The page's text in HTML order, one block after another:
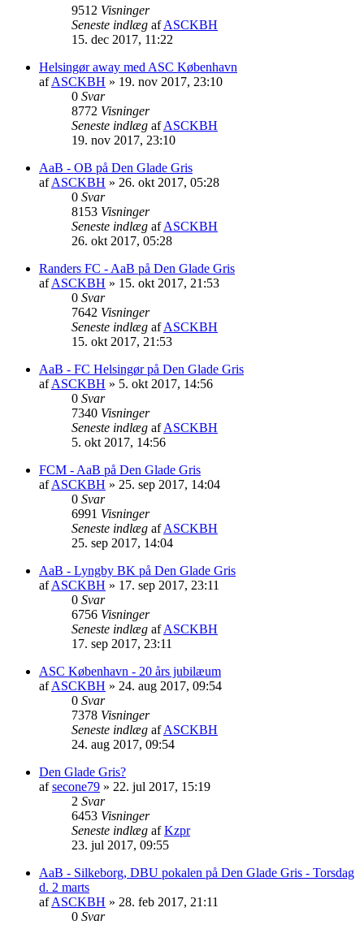
9512 Visninger
Seneste indlæg afASCKBH
15. dec 2017, 11:22
Helsingør away med ASC København
afASCKBH » 19. nov 2017, 23:10
0 Svar
8772 Visninger
Seneste indlæg afASCKBH
19. nov 2017, 23:10
AaB - OB på Den Glade Gris
afASCKBH » 26. okt 2017, 05:28
0 Svar
8153 Visninger
Seneste indlæg afASCKBH
26. okt 2017, 05:28
Randers FC - AaB på Den Glade Gris
afASCKBH » 15. okt 2017, 21:53
0 Svar
7642 Visninger
Seneste indlæg afASCKBH
15. okt 2017, 21:53
AaB - FC Helsingør på Den Glade Gris
afASCKBH » 5. okt 2017, 14:56
0 Svar
7340 Visninger
Seneste indlæg afASCKBH
5. okt 2017, 14:56
FCM - AaB på Den Glade Gris
afASCKBH » 25. sep 2017, 14:04
0 Svar
6991 Visninger
Seneste indlæg afASCKBH
25. sep 2017, 14:04
AaB - Lyngby BK på Den Glade Gris
afASCKBH » 17. sep 2017, 23:11
0 Svar
6756 Visninger
Seneste indlæg afASCKBH
17. sep 2017, 23:11
ASC København - 20 års jubilæum
afASCKBH » 24. aug 2017, 09:54
0 Svar
7378 Visninger
Seneste indlæg afASCKBH
24. aug 2017, 09:54
Den Glade Gris?
afsecone79 » 22. jul 2017, 15:19
2 Svar
6453 Visninger
Seneste indlæg afKzpr
23. jul 2017, 09:55
AaB - Silkeborg, DBU pokalen på Den Glade Gris - Torsdag
d. 2 marts
afASCKBH » 28. feb 2017, 21:11
0 Svar